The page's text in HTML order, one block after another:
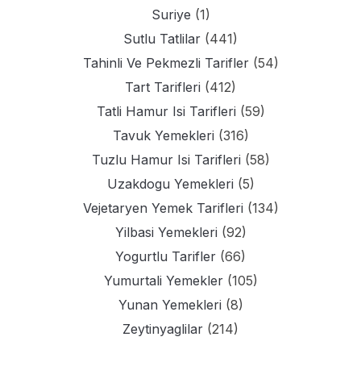
Suriye (1)
Sutlu Tatlilar (441)
Tahinli Ve Pekmezli Tarifler(54)
Tart Tarifleri (412)
Tatli Hamur Isi Tarifleri (59)
Tavuk Yemekleri (316)
Tuzlu Hamur Isi Tarifleri (58)
Uzakdogu Yemekleri (5)
Vejetaryen Yemek Tarifleri (134)
Yilbasi Yemekleri (92)
Yogurtlu Tarifler (66)
Yumurtali Yemekler(105)
Yunan Yemekleri (8)
Zeytinyaglilar (214)